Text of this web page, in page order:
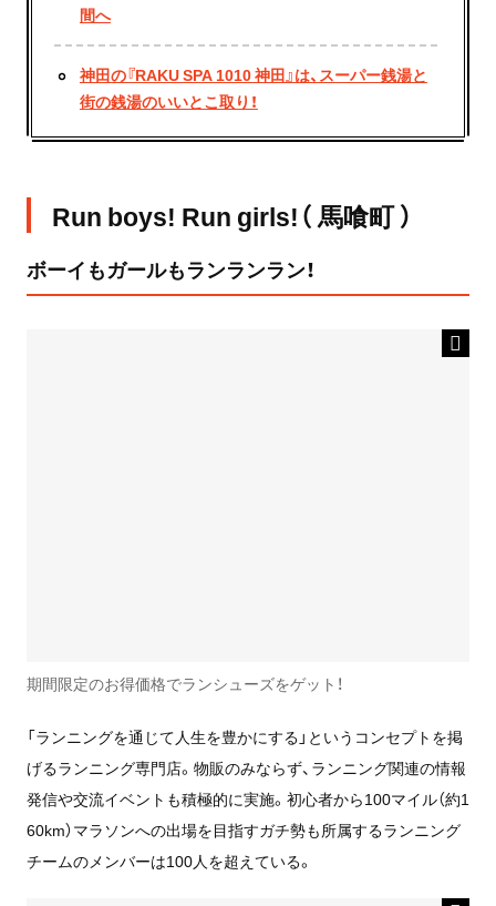
間へ
神田の『RAKU SPA 1010 神田』は、スーパー銭湯と
街の銭湯のいいとこ取り！
Run boys! Run girls!（ 馬喰町 ）
ボーイもガールもランランラン！
期間限定のお得価格でランシューズをゲット！
「ランニングを通じて人生を豊かにする」というコンセプトを掲
げるランニング専門店。物販のみならず、ランニング関連の情報
発信や交流イベントも積極的に実施。初心者から100マイル（約1
60km）マラソンへの出場を目指すガチ勢も所属するランニング
チームのメンバーは100人を超えている。